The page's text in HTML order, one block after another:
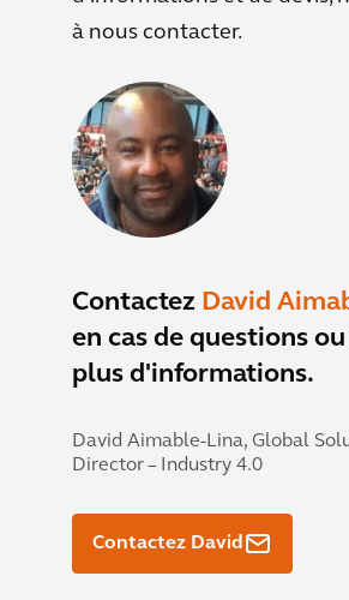
à nous contacter.
Contactez David
en cas de questions
plus d'informations.
David Aimable-Lina, Global
Director – Industry 4.0
Contactez David